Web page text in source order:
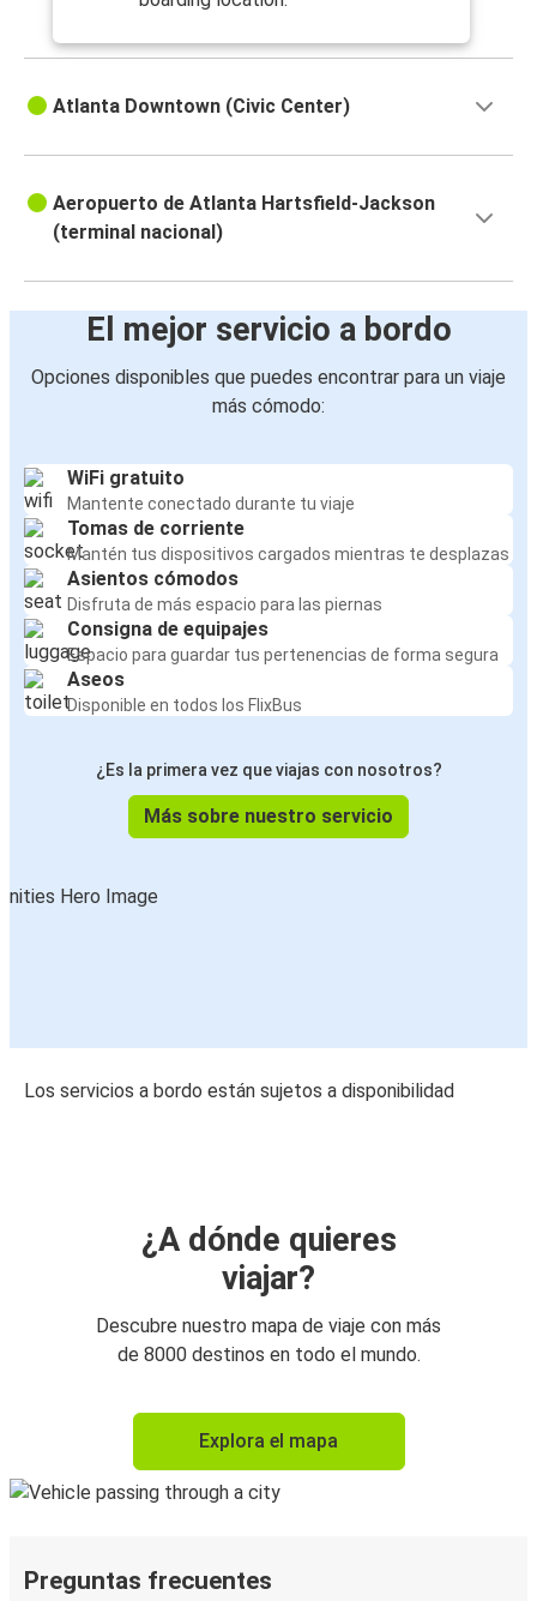
Atlanta Downtown (Civic Center)
Aeropuerto de Atlanta Hartsfield-Jackson
(terminal nacional)
El mejor servicio a bordo
Opciones disponibles que puedes encontrar para un viaje
más cómodo:
WiFi gratuito
Mantente conectado durante tu viaje
Tomas de corriente
Mantén tus dispositivos cargados mientras te desplazas
Asientos cómodos
Disfruta de más espacio para las piernas
Consigna de equipajes
Espacio para guardar tus pertenencias de forma segura
Aseos
Disponible en todos los FlixBus
¿Es la primera vez que viajas con nosotros?
Más sobre nuestro servicio
Los servicios a bordo están sujetos a disponibilidad
¿A dónde quieres
viajar?
Descubre nuestro mapa de viaje con más
de 8000 destinos en todo el mundo.
Explora el mapa
Preguntas frecuentes